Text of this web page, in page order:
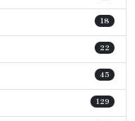
18
22
45
129